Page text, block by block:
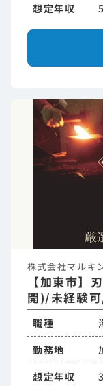
想定年収
株式会社マルキ
【加東市】
開)/未経験
職種
勤務地
想定年収